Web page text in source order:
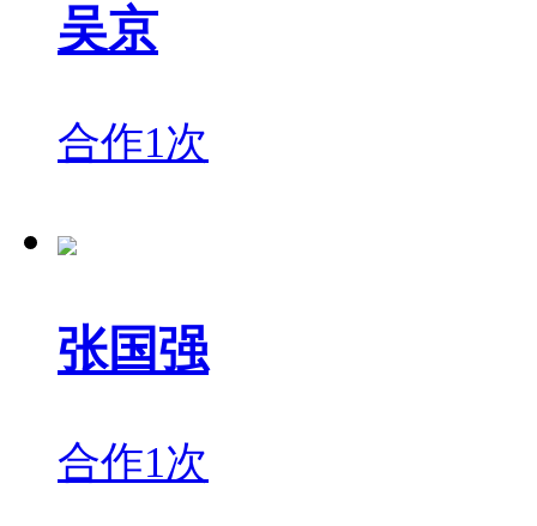
吴京
合作1次
张国强
合作1次